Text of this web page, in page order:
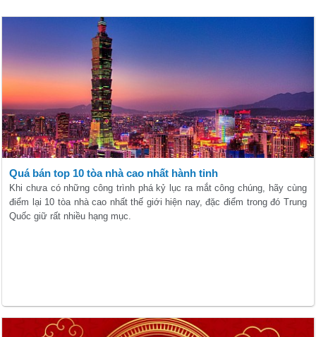
Quá bán top 10 tòa nhà cao nhất hành tinh
Khi chưa có những công trình phá kỷ lục ra mắt công chúng, hãy cùng
điểm lại 10 tòa nhà cao nhất thế giới hiện nay, đặc điểm trong đó Trung
Quốc giữ rất nhiều hạng mục.